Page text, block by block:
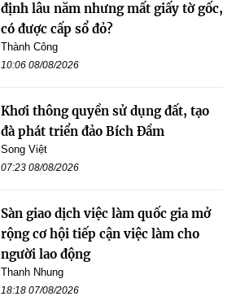
định lâu năm nhưng mất giấy tờ gốc,
có được cấp sổ đỏ?
Thành Công
10:06 08/08/2026
Khơi thông quyền sử dụng đất, tạo
đà phát triển đảo Bích Đầm
Song Việt
07:23 08/08/2026
Sàn giao dịch việc làm quốc gia mở
rộng cơ hội tiếp cận việc làm cho
người lao động
Thanh Nhung
18:18 07/08/2026